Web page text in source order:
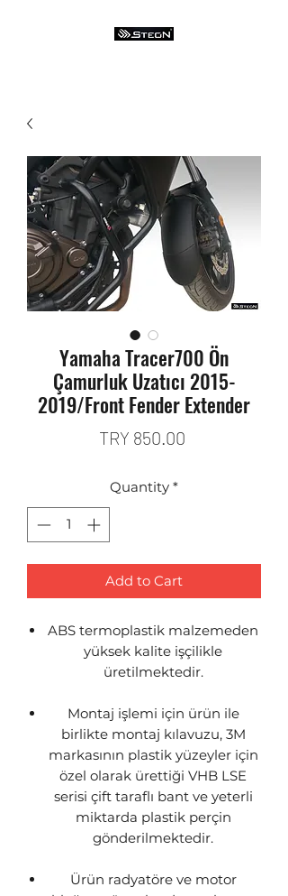
Yamaha Tracer700 Ön
Çamurluk Uzatıcı 2015-
2019/Front Fender Extender
TRY 850.00Price
Quantity *
Add to Cart
ABS termoplastik malzemeden
yüksek kalite işçilikle
üretilmektedir.
Montaj işlemi için ürün ile
birlikte montaj kılavuzu, 3M
markasının plastik yüzeyler için
özel olarak ürettiği VHB LSE
serisi çift taraflı bant ve yeterli
miktarda plastik perçin
gönderilmektedir.
Ürün radyatöre ve motor